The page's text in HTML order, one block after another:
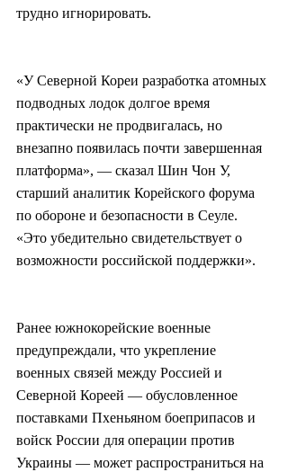
трудно игнорировать.
«У Северной Кореи разработка атомных
подводных лодок долгое время
практически не продвигалась, но
внезапно появилась почти завершенная
платформа», — сказал Шин Чон У,
старший аналитик Корейского форума
по обороне и безопасности в Сеуле.
«Это убедительно свидетельствует о
возможности российской поддержки».
Ранее южнокорейские военные
предупреждали, что укрепление
военных связей между Россией и
Северной Кореей — обусловленное
поставками Пхеньяном боеприпасов и
войск России для операции против
Украины — может распространиться на